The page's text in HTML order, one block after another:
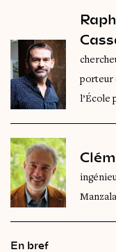
porteur
l’École
En bref